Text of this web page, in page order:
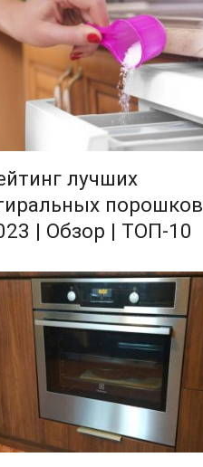
лучших
порошков
| Обзор | ТОП-10